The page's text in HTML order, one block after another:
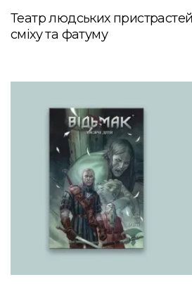
Театр людських
сміху та фатуму